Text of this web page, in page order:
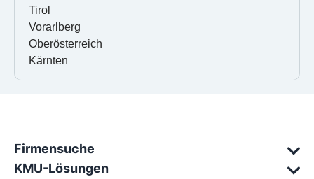
Tirol
Vorarlberg
Oberösterreich
Kärnten
Firmensuche
KMU-Lösungen